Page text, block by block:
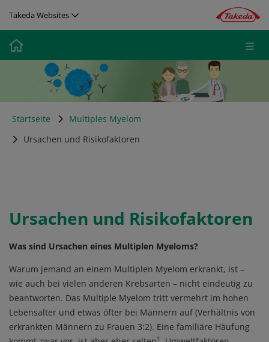
Takeda Websites
Media
Image
Startseite
Multiples Myelom
Ursachen und Risikofaktoren
Ursachen und Risikofaktoren
Was sind Ursachen eines Multiplen Myeloms?
Warum jemand an einem Multiplen Myelom erkrankt, ist –
wie auch bei vielen anderen Krebsarten – nicht eindeutig zu
beantworten. Das Multiple Myelom tritt vermehrt im hohen
Lebensalter und etwas öfter bei Männern auf (Verhältnis von
erkrankten Männern zu Frauen 3:2). Eine familiäre Häufung
1